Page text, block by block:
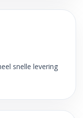
snelle levering